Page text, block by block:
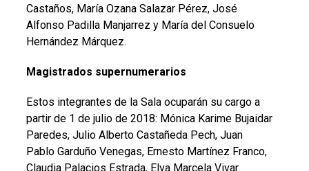
Castaños, María Ozana Salazar Pérez, José
Alfonso Padilla Manjarrez y María del Consuelo
Hernández Márquez.
Magistrados supernumerarios
Estos integrantes de la Sala ocuparán su cargo a
partir de 1 de julio de 2018: Mónica Karime Bujaidar
Paredes, Julio Alberto Castañeda Pech, Juan
Pablo Garduño Venegas, Ernesto Martínez Franco,
Claudia Palacios Estrada, Elva Marcela Vivar